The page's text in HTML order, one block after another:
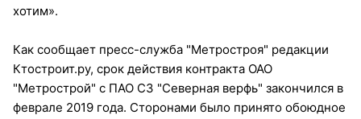
хотим».
Как сообщает пресс-служба "Метростроя" редакции
Ктостроит.ру, срок действия контракта ОАО
"Метрострой" с ПАО СЗ "Северная верфь" закончился в
феврале 2019 года. Сторонами было принято обоюдное